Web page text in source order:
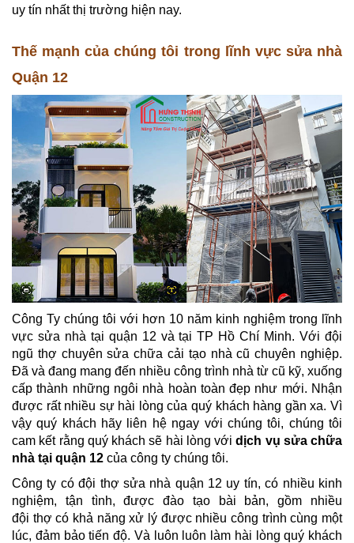
uy tín nhất thị trường hiện nay.
Thế mạnh của chúng tôi trong lĩnh vực sửa nhà
Quận 12
Công Ty chúng tôi với hơn 10 năm kinh nghiệm trong lĩnh
vực sửa nhà tại quận 12 và tại TP Hồ Chí Minh. Với đội
ngũ thợ chuyên sửa chữa cải tạo nhà cũ chuyên nghiệp.
Đã và đang mang đến nhiều công trình nhà từ cũ kỹ, xuống
cấp thành những ngôi nhà hoàn toàn đẹp như mới. Nhận
được rất nhiều sự hài lòng của quý khách hàng gần xa. Vì
vậy quý khách hãy liên hệ ngay với chúng tôi, chúng tôi
cam kết rằng quý khách sẽ hài lòng vớidịch vụ sửa chữa
nhà tại quận 12 của công ty chúng tôi.
Công ty có đội thợ sửa nhà quận 12 uy tín, có nhiều kinh
nghiệm, tận tình, được đào tạo bài bản, gồm nhiều
đội thợ có khả năng xử lý được nhiều công trình cùng một
lúc, đảm bảo tiến độ. Và luôn luôn làm hài lòng quý khách